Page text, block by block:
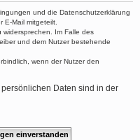
und die Datenschutzerklärung
E-Mail mitgeteilt.
Im Falle des
und dem Nutzer bestehende
wenn der Nutzer den
Daten sind in der